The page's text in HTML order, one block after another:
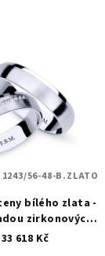
bílého zlata -
zirkonových
1243
33 618 Kč
1243/56-48-B.ZLATO